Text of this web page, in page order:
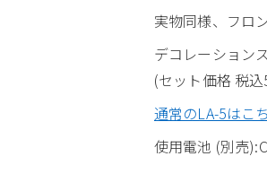
実物同様、フロ
デコレーション
(セット価格 税
通常のLA-5はこ
使用電池 (別売